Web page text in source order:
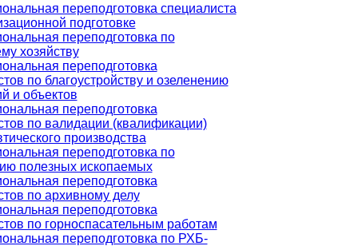
переподготовка специалиста
подготовке
переподготовка по
хозяйству
переподготовка
по благоустройству и озеленению
и объектов
переподготовка
по валидации (квалификации)
производства
переподготовка по
полезных ископаемых
переподготовка
по архивному делу
переподготовка
по горноспасательным работам
переподготовка по РХБ-